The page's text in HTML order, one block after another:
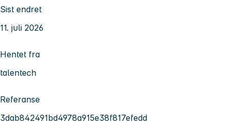
Sist endret
11. juli 2026
Hentet fra
talentech
Referanse
3dab842491bd4978a915e38f817efedd